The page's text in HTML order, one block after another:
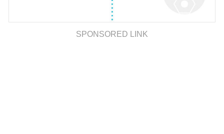
SPONSORED LINK